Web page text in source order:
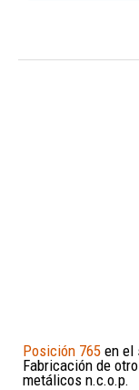
Posición 765 en el
Fabricación de
metálicos n.c.o.p.